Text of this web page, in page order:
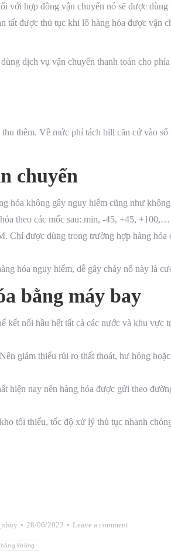
với hợp đồng vận chuyển nó sẽ được dùng
tất được thủ tục khi lô hàng hóa được vận
dịch vụ vận chuyển thanh toán cho phía
thêm. Về mức phí tách bill căn cứ vào số
chuyển
hóa không gây nguy hiểm cũng như
theo các mốc sau: min, -45, +45, +100,…
Chỉ được dùng trong trường hợp hàng hóa
hóa nguy hiểm, dễ gây cháy nổ này là
bằng máy bay
kết nối hầu hết tất cả các nước và khu vực
giảm thiểu rủi ro thất thoát, hư hỏng
hiện nay nên hàng hóa được gửi theo
tối thiểu, tốc độ xử lý thủ tục nhanh
28/06/2023 Leave a comment
không